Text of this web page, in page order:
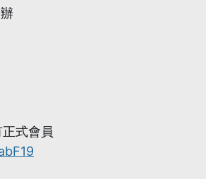
式會員